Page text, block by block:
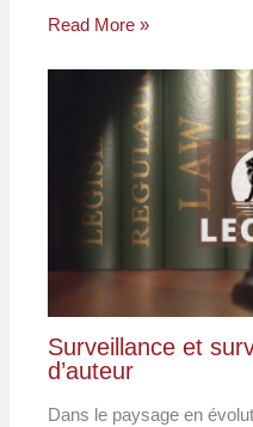
Read More »
Surveillance et
d’auteur
Dans le paysage en